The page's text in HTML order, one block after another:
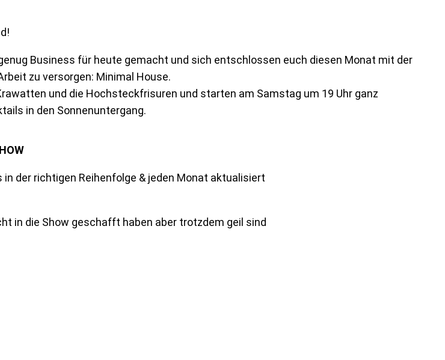
Business für heute gemacht und sich entschlossen euch diesen Monat mit der
zu versorgen: Minimal House.
und die Hochsteckfrisuren und starten am Samstag um 19 Uhr ganz
in den Sonnenuntergang.
in der richtigen Reihenfolge & jeden Monat aktualisiert
in die Show geschafft haben aber trotzdem geil sind